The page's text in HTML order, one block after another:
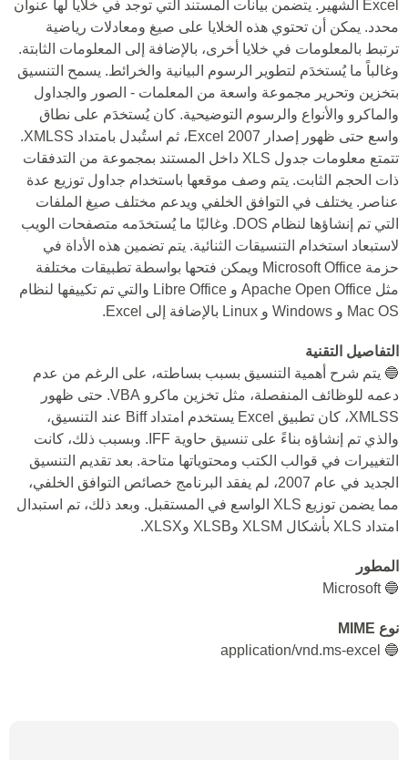
Excel الشهير. يتضمن بيانات المستند التي توجد في خلايا لها عنوان
محدد. يمكن أن تحتوي هذه الخلايا على صيغ ومعادلات رياضية
ترتبط بالمعلومات في خلايا أخرى، بالإضافة إلى المعلومات الثابتة.
وغالباً ما يُستخدَم لتطوير الرسوم البيانية والخرائط. يسمح التنسيق
بتخزين وتحرير مجموعة واسعة من المعلمات - الصور والجداول
والماكرو والأنواع والرسوم التوضيحية. كان يُستخدَم على نطاق
واسع حتى ظهور إصدار Excel 2007، ثم استُبدل بامتداد XMLSS.
تتمتع معلومات جدول XLS داخل المستند بمجموعة من التدفقات
ذات الحجم الثابت. يتم وصف موقعها باستخدام جداول توزيع عدة
عناصر. يختلف في التوافق الخلفي ويدعم مختلف صيغ الملفات
التي تم إنشاؤها لنظام DOS. وغالبًا ما يُستخدَمه متصفحات الويب
لاستبعاد استخدام التنسيقات الثنائية. يتم تضمين هذه الأداة في
حزمة Microsoft Office ويمكن فتحها بواسطة تطبيقات مختلفة
مثل Apache Open Office و Libre Office والتي تم تكييفها لنظام
Mac OS و Windows و Linux بالإضافة إلى Excel.
التفاصيل التقنية
🔵 يتم شرح أهمية التنسيق بسبب بساطته، على الرغم من عدم
دعمه للوظائف المنفصلة، مثل تخزين ماكرو VBA. حتى ظهور
XMLSS، كان تطبيق Excel يستخدم امتداد Biff عند التنسيق،
والذي تم إنشاؤه بناءً على تنسيق حاوية IFF. وبسبب ذلك، كانت
التغييرات في قوالب الكتب ومحتوياتها متاحة. بعد تقديم التنسيق
الجديد في عام 2007، لم يفقد البرنامج خصائص التوافق الخلفي،
مما يضمن توزيع XLS الواسع في المستقبل. وبعد ذلك، تم استبدال
امتداد XLS بأشكال XLSM وXLSB وXLSX.
المطور
🔵 Microsoft
نوع MIME
🔵 application/vnd.ms-excel